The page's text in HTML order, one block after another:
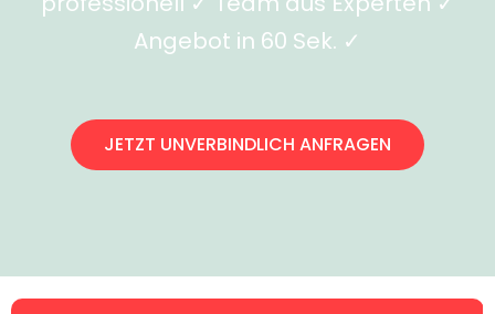
Angebot in 60 Sek. ✓
JETZT UNVERBINDLICH ANFRAGEN